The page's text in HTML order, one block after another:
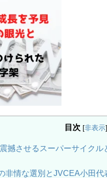
目次 [非表示]
撼させるスーパーサイク
非情な選別とJVCEA小田